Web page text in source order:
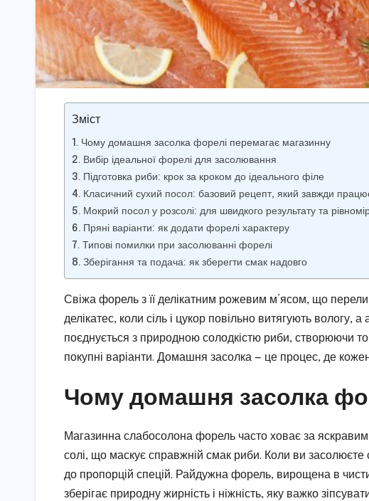
Зміст
Чому домашня засолка форелі перемагає магазинну
Вибір ідеальної форелі для засолювання
Підготовка риби: крок за кроком до ідеального філе
Класичний сухий посол: базовий рецепт, який завжди
Мокрий посол у розсолі: для швидкого результату та
Пряні варіанти: як додати форелі характеру
Типові помилки при засолюванні форелі
Зберігання та подача: як зберегти смак надовго
Свіжа форель з її делікатним рожевим м’ясом, що
делікатес, коли сіль і цукор повільно витягують
поєднується з природною солодкістю риби, створюючи
покупні варіанти. Домашня засолка — це процес, де
Чому домашня засолка
Магазинна слабосолона форель часто ховає за
солі, що маскує справжній смак риби. Коли ви засолюєте
до пропорцій спецій. Райдужна форель, вирощена в
зберігає природну жирність і ніжність, яку важко